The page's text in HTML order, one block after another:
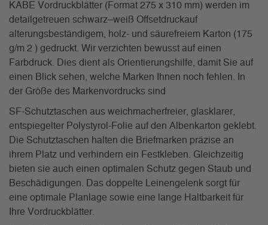
KABE Vordruckblätter (Format 275 x 310 mm) werden im
detailgetreuen schwarz–weiß Offsetdruckauf
alterungsbeständigem, holz- und säurefreiem Karton (175
g/m 2 ) gedruckt. Wir verzichten bewusst auf einen
Farbdruck. Dies dient als Orientierungshilfe, damit Sie auf
einen Blick sehen, welche Marken Ihnen noch fehlen. In
der Größe des Markenvordrucks sind
SF-Schutztaschen aus weichmacherfreier, glasklarer,
entspiegelter Polystyrol-Folie auf den Albenkarton geklebt.
Die Schutztaschen halten die Briefmarken präzise an
ihrem Platz und verhindern ein Festkleben. Gleichzeitig
bieten sie auch einen optimalen Schutz gegen Staub und
Beschädigungen. Das doppelte Leinengelenk sorgt für
eine optimale Planlage sowie eine lange Haltbarkeit für
Ihre Vordruckblätter.